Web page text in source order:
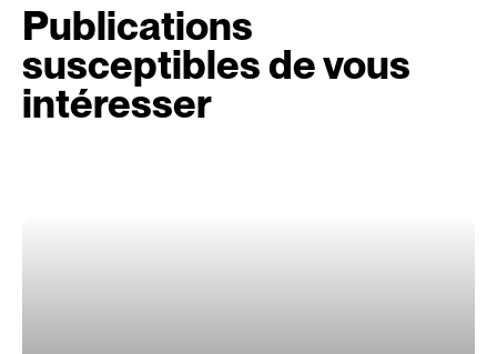
Publications
susceptibles de vous
intéresser